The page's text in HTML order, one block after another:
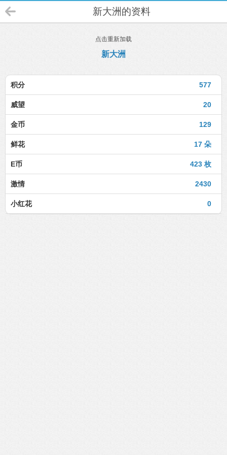
新大洲的资料
点击重新加载
新大洲
577
积分
20
威望
129
金币
17 朵
鲜花
423 枚
E币
2430
激情
0
小红花